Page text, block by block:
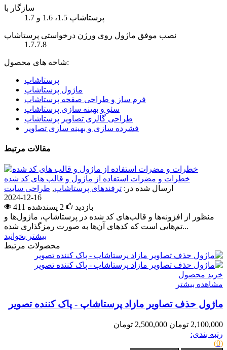
سازگار با
پرستاشاپ 1.5، 1.6 و 1.7
نصب موفق ماژول روی ورژن درخواستی پرستاشاپ
1.7.7.8
شاخه های محصول:
پرستاشاپ
ماژول پرستاشاپ
فرم ساز و طراحی صفحه پرستاشاپ
سئو و بهینه سازی پرستاشاپ
طراحی گالری تصاویر پرستاشاپ
فشرده سازی و بهینه سازی تصاویر
مقالات مرتبط
خطرات و مضرات استفاده از ماژول و قالب های کد شده
ارسال شده در: ترفندهای پرستاشاپ, طراحی سایت
2024-12-16
411 بازدید
2 پسندشده
منظور از افزونه‌ها و قالب‌های کد شده در پرستاشاپ، ماژول‌ها و
تم‌هایی است که کدهای آن‌ها به صورت رمزگذاری شده...
بیشتر بخوانید
محصولات مرتبط
خرید محصول
مشاهده بیشتر
ماژول حذف تصاویر مازاد پرستاشاپ - پاک کننده تصویر
2,100,000 تومان
2,500,000 تومان
رتبه بندی:
(0)